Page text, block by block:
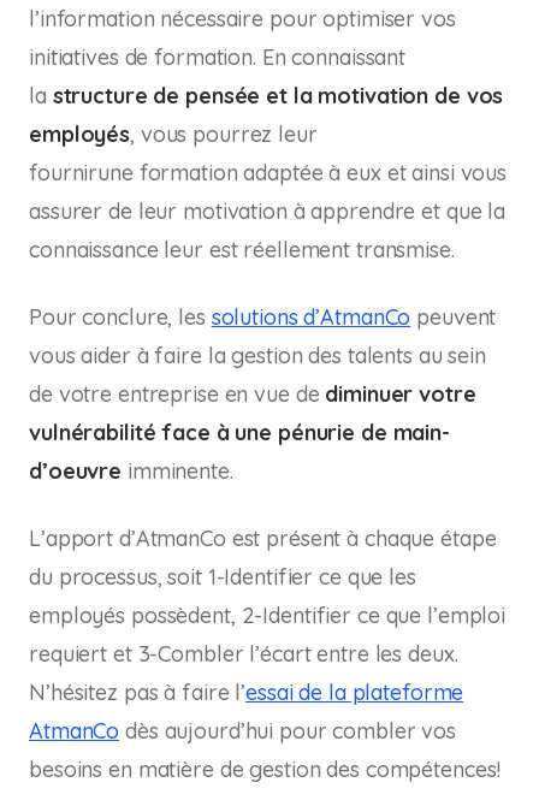
l’information nécessaire pour optimiser vos
initiatives de formation. En connaissant
la structure de pensée et la motivation de vos
employés, vous pourrez leur
fournirune formation adaptée à eux et ainsi vous
assurer de leur motivation à apprendre et que la
connaissance leur est réellement transmise.
Pour conclure, les solutions d’AtmanCo peuvent
vous aider à faire la gestion des talents au sein
de votre entreprise en vue de diminuer votre
vulnérabilité face à une pénurie de main-
d’oeuvre imminente.
L’apport d’AtmanCo est présent à chaque étape
du processus, soit 1-Identifier ce que les
employés possèdent, 2-Identifier ce que l’emploi
requiert et 3-Combler l’écart entre les deux.
N’hésitez pas à faire l’essai de la plateforme
AtmanCo dès aujourd’hui pour combler vos
besoins en matière de gestion des compétences!